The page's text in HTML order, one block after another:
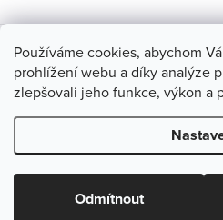
Používáme cookies, abychom
prohlížení webu a díky analýze
zlepšovali jeho funkce, výkon a
Odmítnout
Instagram
Blog
Copyright 2026Curapil.cz.
nastavení